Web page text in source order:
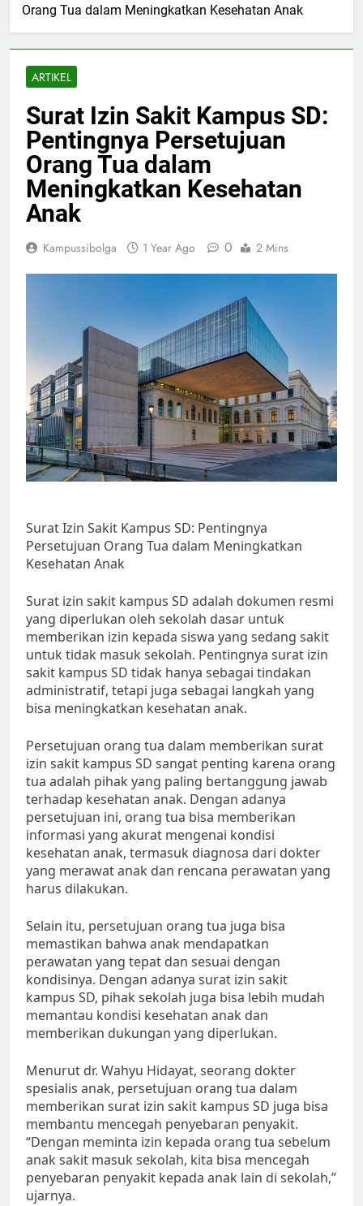
Orang Tua dalam Meningkatkan Kesehatan Anak
ARTIKEL
Surat Izin Sakit Kampus SD:
Pentingnya Persetujuan
Orang Tua dalam
Meningkatkan Kesehatan
Anak
Kampussibolga 1 Year Ago 0 2 Mins
Surat Izin Sakit Kampus SD: Pentingnya
Persetujuan Orang Tua dalam Meningkatkan
Kesehatan Anak
Surat izin sakit kampus SD adalah dokumen resmi
yang diperlukan oleh sekolah dasar untuk
memberikan izin kepada siswa yang sedang sakit
untuk tidak masuk sekolah. Pentingnya surat izin
sakit kampus SD tidak hanya sebagai tindakan
administratif, tetapi juga sebagai langkah yang
bisa meningkatkan kesehatan anak.
Persetujuan orang tua dalam memberikan surat
izin sakit kampus SD sangat penting karena orang
tua adalah pihak yang paling bertanggung jawab
terhadap kesehatan anak. Dengan adanya
persetujuan ini, orang tua bisa memberikan
informasi yang akurat mengenai kondisi
kesehatan anak, termasuk diagnosa dari dokter
yang merawat anak dan rencana perawatan yang
harus dilakukan.
Selain itu, persetujuan orang tua juga bisa
memastikan bahwa anak mendapatkan
perawatan yang tepat dan sesuai dengan
kondisinya. Dengan adanya surat izin sakit
kampus SD, pihak sekolah juga bisa lebih mudah
memantau kondisi kesehatan anak dan
memberikan dukungan yang diperlukan.
Menurut dr. Wahyu Hidayat, seorang dokter
spesialis anak, persetujuan orang tua dalam
memberikan surat izin sakit kampus SD juga bisa
membantu mencegah penyebaran penyakit.
“Dengan meminta izin kepada orang tua sebelum
anak sakit masuk sekolah, kita bisa mencegah
penyebaran penyakit kepada anak lain di sekolah,”
ujarnya.